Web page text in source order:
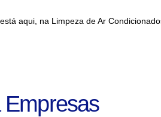
aqui, na Limpeza de Ar
Empresas